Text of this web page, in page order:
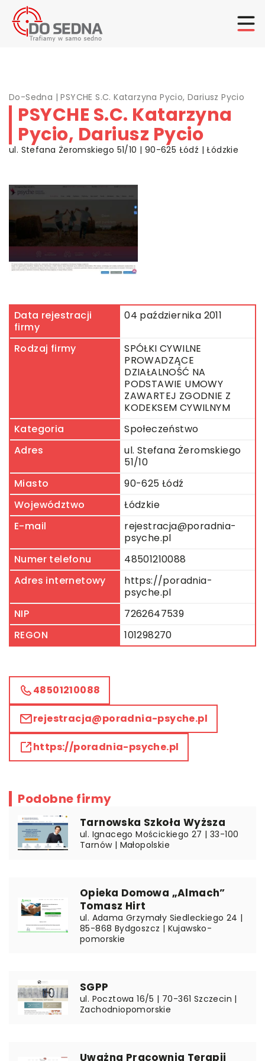
Do-Sedna |PSYCHE S.C. Katarzyna Pycio, Dariusz Pycio
PSYCHE S.C. Katarzyna
Pycio, Dariusz Pycio
ul. Stefana Żeromskiego 51/10 | 90-625 Łódź | Łódzkie
Data rejestracji
firmy
04 października 2011
Rodzaj firmy
SPÓŁKI CYWILNE
PROWADZĄCE
DZIAŁALNOŚĆ NA
PODSTAWIE UMOWY
ZAWARTEJ ZGODNIE Z
KODEKSEM CYWILNYM
Kategoria
Społeczeństwo
Adres
ul. Stefana Żeromskiego
51/10
Miasto
90-625 Łódź
Województwo
Łódzkie
E-mail
rejestracja@poradnia-
psyche.pl
Numer telefonu
48501210088
Adres internetowy
https://poradnia-
psyche.pl
NIP
7262647539
REGON
101298270
48501210088
rejestracja@poradnia-psyche.pl
https://poradnia-psyche.pl
Podobne firmy
Tarnowska Szkoła Wyższa
ul. Ignacego Mościckiego 27 | 33-100
Tarnów | Małopolskie
Opieka Domowa „Almach”
Tomasz Hirt
ul. Adama Grzymały Siedleckiego 24 |
85-868 Bydgoszcz | Kujawsko-
pomorskie
SGPP
ul. Pocztowa 16/5 | 70-361 Szczecin |
Zachodniopomorskie
Uważna Pracownia Terapii